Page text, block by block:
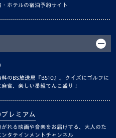
・ホテルの宿泊予約サイト
料のBS放送局『BS10』。クイズにゴルフに
麻雀、楽しい番組てんこ盛り！
プレミアム
がれる映画や音楽をお届けする、大人のた
ンタテインメントチャンネル